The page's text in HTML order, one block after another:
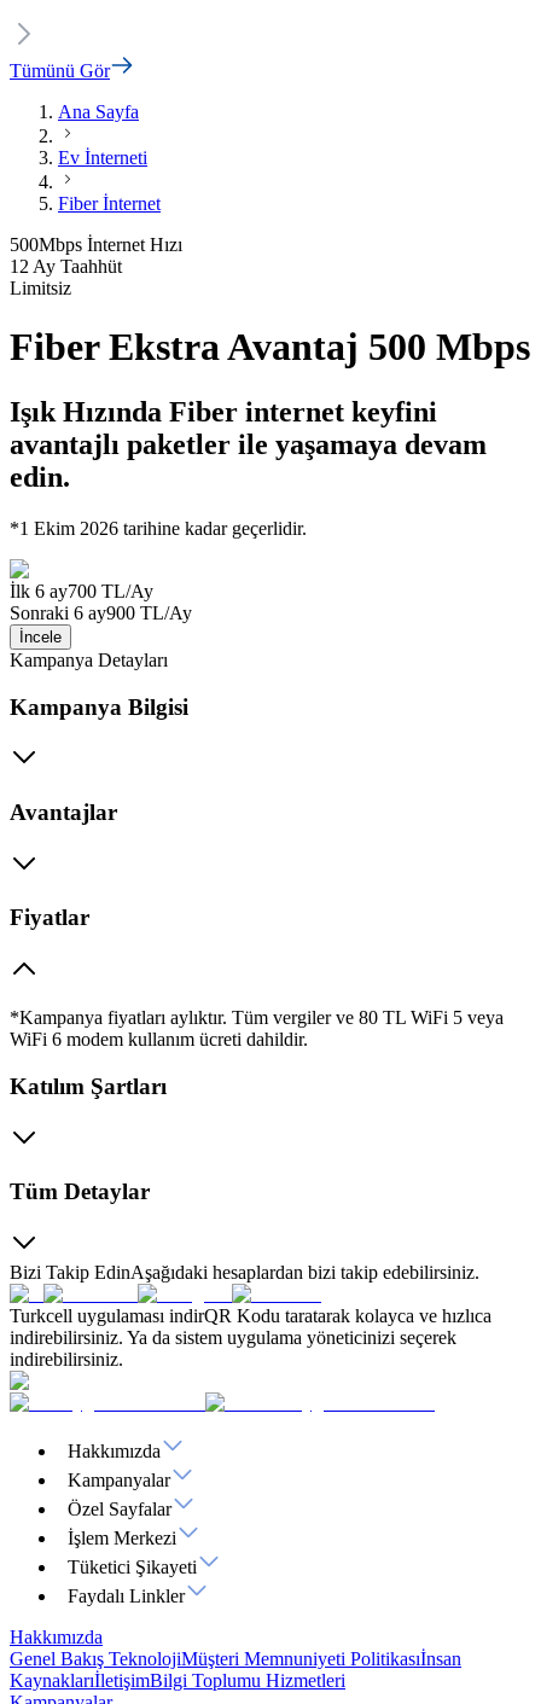
Tümünü Gör
Ana Sayfa
Ev İnterneti
Fiber İnternet
500Mbps İnternet Hızı
12 Ay Taahhüt
Limitsiz
Fiber Ekstra Avantaj 500 Mbps
Işık Hızında Fiber internet keyfini
avantajlı paketler ile yaşamaya devam
edin.
*1 Ekim 2026 tarihine kadar geçerlidir.
İlk 6 ay700 TL/Ay
Sonraki 6 ay900 TL/Ay
İncele
Kampanya Detayları
Kampanya Bilgisi
Avantajlar
Fiyatlar
​*Kampanya fiyatları aylıktır. Tüm vergiler ve 80 TL WiFi 5 veya
WiFi 6 modem kullanım ücreti dahildir.​
Katılım Şartları
Tüm Detaylar
Bizi Takip EdinAşağıdaki hesaplardan bizi takip edebilirsiniz.
Turkcell uygulaması indirQR Kodu taratarak kolayca ve hızlıca
indirebilirsiniz. Ya da sistem uygulama yöneticinizi seçerek
indirebilirsiniz.
Hakkımızda
Kampanyalar
Özel Sayfalar
İşlem Merkezi
Tüketici Şikayeti
Faydalı Linkler
Hakkımızda
Genel Bakış TeknolojiMüşteri Memnuniyeti Politikasıİnsan
KaynaklarıİletişimBilgi Toplumu Hizmetleri